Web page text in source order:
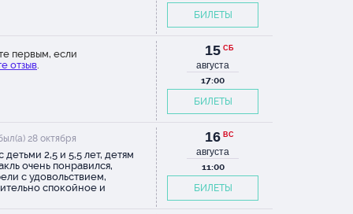
БИЛЕТЫ
первым, если
отзыв.
15 СБ
августа
17:00
БИЛЕТЫ
28 октября
детьми 2,5 и 5,5 лет, детям
очень понравился,
с удовольствием,
спокойное и
16 ВС
августа
11:00
БИЛЕТЫ